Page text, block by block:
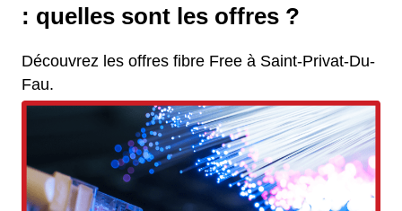
: quelles sont les offres ?
Découvrez les offres fibre Free à Saint-Privat-Du-
Fau.